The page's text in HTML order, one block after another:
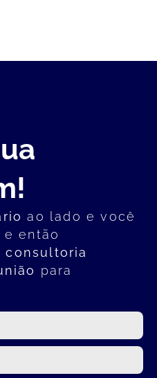
ao lado e você
então
consultoria
para